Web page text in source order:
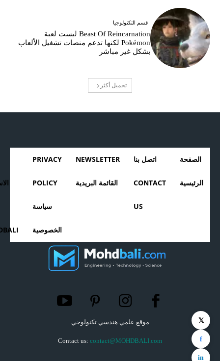
قسم التكنولوجيا
Beast Of Reincarnation ليست لعبة
Pokémon لكنها تدعم منصات تشغيل الألعاب
بشكل غير مباشر
تحميل أكثر
الصفحة
الرئيسية
اتصل بنا
CONTACT
US
NEWSLETTER
القائمة البريدية
PRIVACY
POLICY
سياسة
الخصوصية
موقع علمي هندسي تكنولوجي
Contact us: contact@MOHDBALI.com
𝕏
f
in